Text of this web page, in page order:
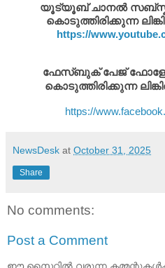
യൂട്യൂബ് ചാനൽ
കൊടുത്തിരിക്കുന്ന
https://
ഫേസ്ബുക് പേജ്
കൊടുത്തിരിക്കുന്ന
https://
NewsDesk at October 31, 2025
Share
No comments:
Post a Comment